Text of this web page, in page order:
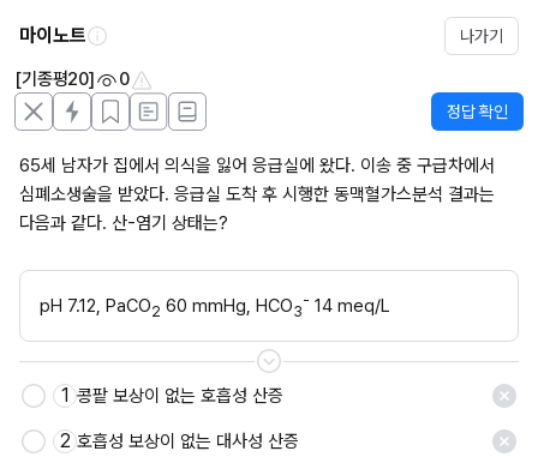
마이노트 나가기
[기종평20] 0
정답 확인
65세 남자가 집에서 의식을 잃어 응급실에 왔다. 이송 중 구급차에서
심폐소생술을 받았다. 응급실 도착 후 시행한 동맥혈가스분석 결과는
다음과 같다. 산-염기 상태는?
pH 7.12, PaCO2 60 mmHg, HCO3
- 14 meq/L
1 콩팥 보상이 없는 호흡성 산증
2 호흡성 보상이 없는 대사성 산증